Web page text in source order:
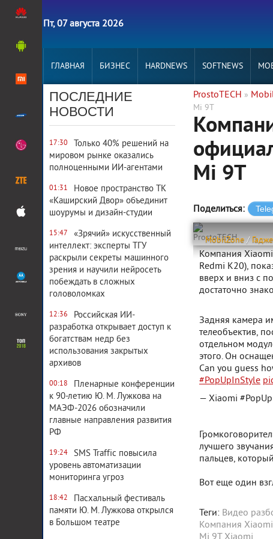
Пт, 07 августа 2026
ГЛАВНАЯ БИЗНЕС HARDNEWS SOFTNEWS
ПОСЛЕДНИЕ
НОВОСТИ
17:30
Только 40% решений на
мировом рынке оказались
полноценными ИИ-агентами
01:31
Новое пространство ТК
«Каширский Двор» объединит
шоурумы и дизайн-студии
15:47
«Зрячий» искусственный
интеллект: эксперты ТГУ
раскрыли секреты машинного
зрения и научили нейросеть
побеждать в сложных
головоломках
12:36
Российская ИИ-
разработка открывает доступ к
богатствам недр без
использования закрытых
архивов
00:18
Пленарные конференции
к 90-летию Ю. М. Лужкова на
МАЭФ-2026 обозначили
главные направления развития
РФ
19:24
SMS Traffic повысила
уровень автоматизации
мониторинга угроз
18:42
Пасхальный фестиваль
памяти Ю. М. Лужкова открылся
в Большом театре
ProstoTECH »
Mi 9T
Mi 9T
Поделиться:
MobilZone /
ProstoTECH
Компания
Redmi K20),
вверх и вниз с
достаточно
Задняя камера
телеобъектив,
отдельном
этого. Он
Can you guess
#PopUpInStyle
— Xiaomi
лучшего
пальцев,
Вот еще один
Теги: Видео
Компания